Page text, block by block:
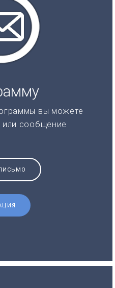
вы можете
или сообщение